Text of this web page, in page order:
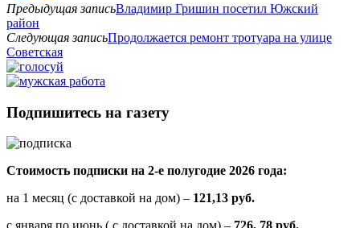
Предыдущая записьВладимир Гришин посетил Южский
район
Следующая записьПродолжается ремонт тротуара на улице
Советская
Подпишитесь на газету
Стоимость подписки на 2-е полугодие 2026 года:
на 1 месяц (с доставкой на дом) – 121,13 руб.